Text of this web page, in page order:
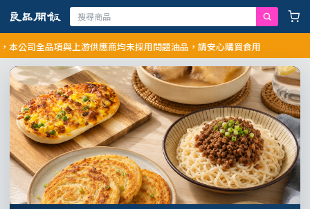
全品項與上游供應商均未採用問題油品，請安心購買食用